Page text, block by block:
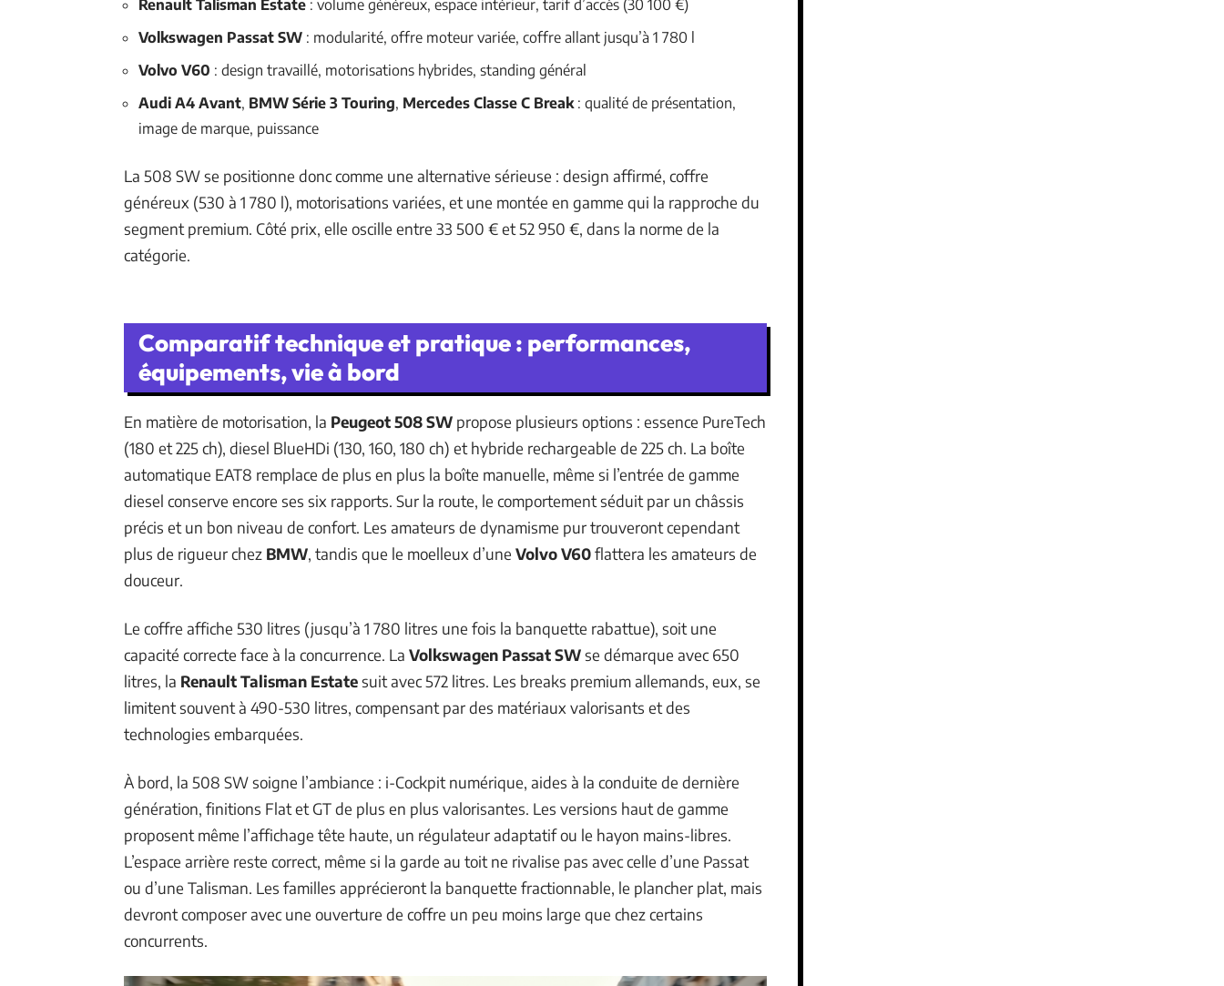
Renault Talisman Estate : volume généreux, espace intérieur, tarif d’accès (30 100 €)
Volkswagen Passat SW : modularité, offre moteur variée, coffre allant jusqu’à 1 780 l
Volvo V60 : design travaillé, motorisations hybrides, standing général
Audi A4 Avant, BMW Série 3 Touring, Mercedes Classe C Break: qualité de présentation,
image de marque, puissance
La 508 SW se positionne donc comme une alternative sérieuse : design affirmé, coffre
généreux (530 à 1 780 l), motorisations variées, et une montée en gamme qui la rapproche du
segment premium. Côté prix, elle oscille entre 33 500 € et 52 950 €, dans la norme de la
catégorie.
Comparatif technique et pratique : performances,
équipements, vie à bord
En matière de motorisation, la Peugeot 508 SW propose plusieurs options : essence PureTech
(180 et 225 ch), diesel BlueHDi (130, 160, 180 ch) et hybride rechargeable de 225 ch. La boîte
automatique EAT8 remplace de plus en plus la boîte manuelle, même si l’entrée de gamme
diesel conserve encore ses six rapports. Sur la route, le comportement séduit par un châssis
précis et un bon niveau de confort. Les amateurs de dynamisme pur trouveront cependant
plus de rigueur chez BMW, tandis que le moelleux d’une Volvo V60flattera les amateurs de
douceur.
Le coffre affiche 530 litres (jusqu’à 1 780 litres une fois la banquette rabattue), soit une
capacité correcte face à la concurrence. La Volkswagen Passat SWse démarque avec 650
litres, la Renault Talisman Estatesuit avec 572 litres. Les breaks premium allemands, eux, se
limitent souvent à 490-530 litres, compensant par des matériaux valorisants et des
technologies embarquées.
À bord, la 508 SW soigne l’ambiance : i-Cockpit numérique, aides à la conduite de dernière
génération, finitions Flat et GT de plus en plus valorisantes. Les versions haut de gamme
proposent même l’affichage tête haute, un régulateur adaptatif ou le hayon mains-libres.
L’espace arrière reste correct, même si la garde au toit ne rivalise pas avec celle d’une Passat
ou d’une Talisman. Les familles apprécieront la banquette fractionnable, le plancher plat, mais
devront composer avec une ouverture de coffre un peu moins large que chez certains
concurrents.